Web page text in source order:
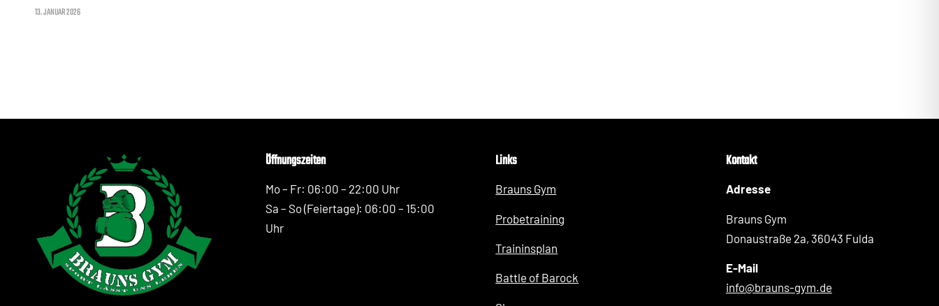
13. JANUAR 2026
Öffnungszeiten
Mo – Fr: 06:00 – 22:00 Uhr
Sa – So (Feiertage): 06:00 – 15:00
Uhr
Links
Brauns Gym
Probetraining
Traininsplan
Battle of Barock
Kontakt
Adresse
Brauns Gym
Donaustraße 2a, 36043 Fulda
E-Mail
info@brauns-gym.de